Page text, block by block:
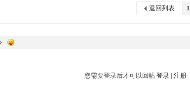
1
返回列表
您需要登录后才可以回帖 登录 | 注册